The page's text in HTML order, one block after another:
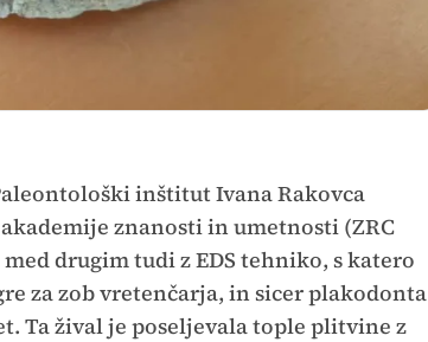
inštitut Ivana Rakovca
znanosti in umetnosti (ZRC
drugim tudi z EDS tehniko, s katero
za zob vretenčarja, in sicer plakodonta
Ta žival je poseljevala tople plitvine z